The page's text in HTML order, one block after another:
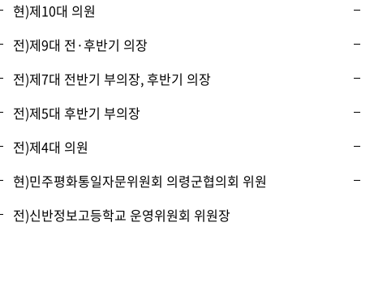
현)제10대 의원
전)제9대 전·후반기 의장
전)제7대 전반기 부의장, 후반기 의장
전)제5대 후반기 부의장
전)제4대 의원
현)민주평화통일자문위원회 의령군협의회 위원
전)신반정보고등학교 운영위원회 위원장